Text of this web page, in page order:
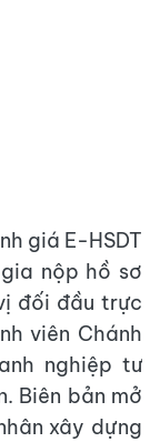
giá E-HSDT
nộp hồ sơ
đối đầu trực
viên Chánh
nghiệp tư
Biên bản mở
xây dựng